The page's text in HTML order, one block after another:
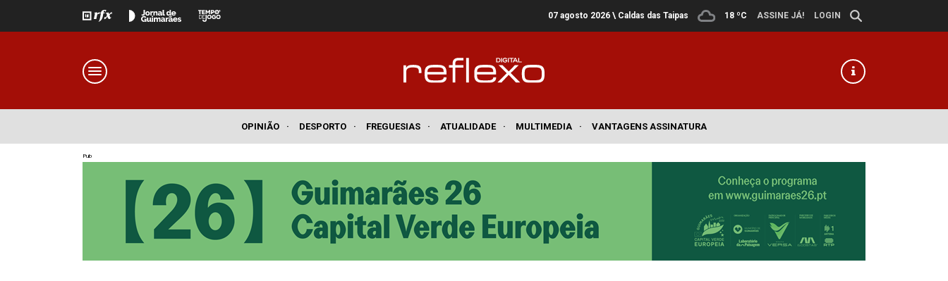
07 agosto 2026 \ Caldas das Taipas 18 ºC ASSINE JÁ! LOGIN
OPINIÃO · DESPORTO · FREGUESIAS · ATUALIDADE · MULTIMEDIA · VANTAGENS ASSINATURA
Pub